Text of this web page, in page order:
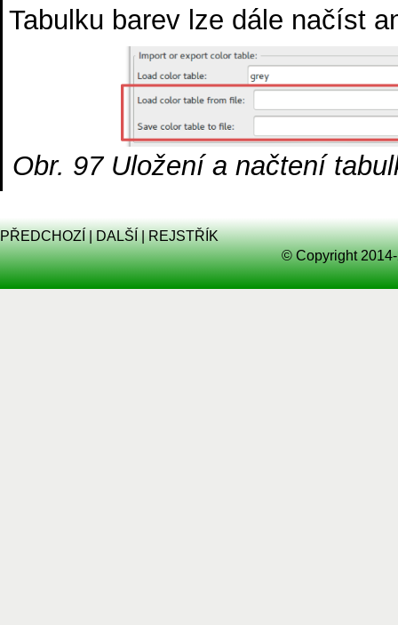
Tabulku barev lze dále načíst
Obr. 97 Uložení a načtení
PŘEDCHOZÍ|DALŠÍ|REJSTŘÍK
© Copyright